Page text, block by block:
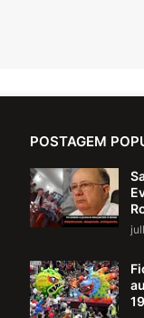
POSTAGEM
19